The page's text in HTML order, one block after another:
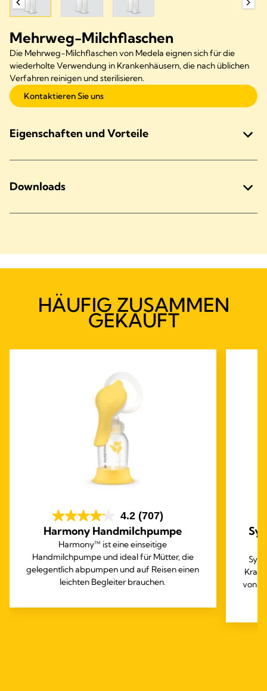
Mehrweg-Milchflaschen
Die Mehrweg-Milchflaschen von Medela eignen sich für die
wiederholte Verwendung in Krankenhäusern, die nach üblichen
Verfahren reinigen und sterilisieren.
Kontaktieren Sie uns
Eigenschaften und Vorteile
Downloads
HÄUFIG ZUSAMMEN
GEKAUFT
4.2 (707)
Harmony Handmilchpumpe
Harmony™ ist eine einseitige
Handmilchpumpe und ideal für Mütter, die
gelegentlich abpumpen und auf Reisen einen
leichten Begleiter brauchen.
von